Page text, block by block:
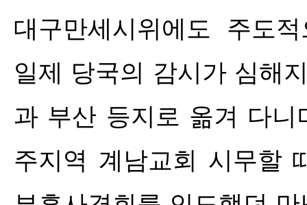
대구만세시위에도 주도
일제 당국의 감시가 심해
과 부산 등지로 옮겨 다니
주지역 계남교회 시무할